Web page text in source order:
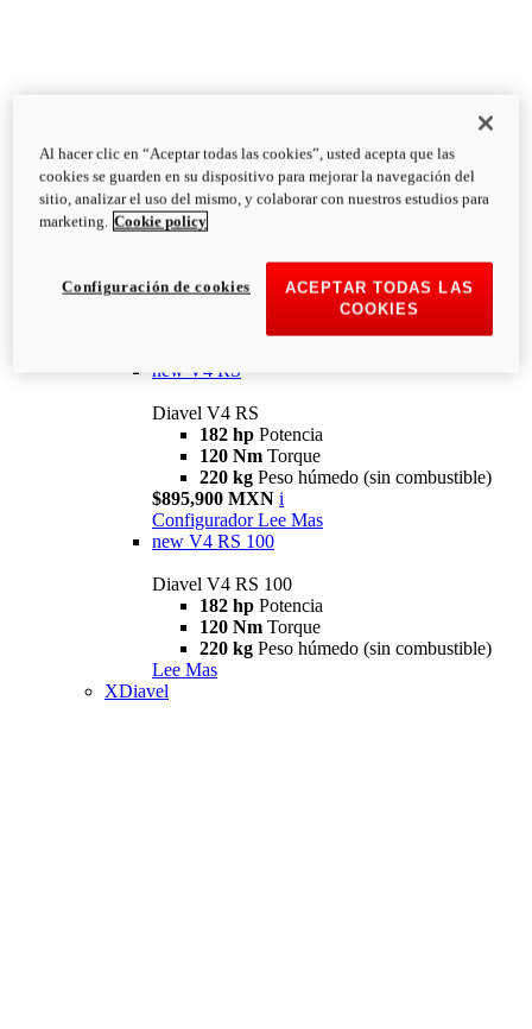
Diavel
V4
Diavel V4
126 NmTorque
223 kg
PESO HÚMEDO SIN
new V4 RS
Diavel V4 RS
182 hp Potencia
120 Nm Torque
220 kg Peso húmedo (sin combustible)
$895,900 MXN i
Configurador Lee Mas
new V4 RS 100
Diavel V4 RS 100
182 hp Potencia
120 Nm Torque
220 kg Peso húmedo (sin combustible)
Lee Mas
XDiavel
Al hacer clic en “Aceptar todas las cookies”, usted acepta que las
cookies se guarden en su dispositivo para mejorar la navegación del
sitio, analizar el uso del mismo, y colaborar con nuestros estudios para
marketing. Cookie policy
ACEPTAR TODAS LAS
COOKIES
Configuración de cookies